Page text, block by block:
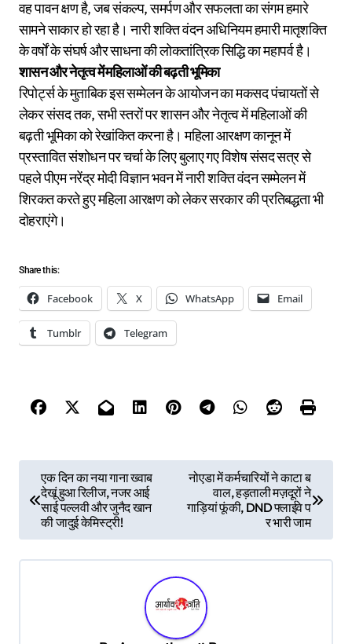
वह पावन क्षण है, जब संकल्प, समर्पण और सफलता का संगम हमारे
सामने साकार हो रहा है। नारी शक्ति वंदन अधिनियम हमारी मातृशक्ति
के वर्षों के संघर्ष और साधना की लोकतांत्रिक सिद्धि का महापर्व है।
शासन और नेतृत्व में महिलाओं की बढ़ती भूमिका
रिपोर्ट्स के मुताबिक इस सम्मेलन के आयोजन का मकसद पंचायतों से
लेकर संसद तक, सभी स्तरों पर शासन और नेतृत्व में महिलाओं की
बढ़ती भूमिका को रेखांकित करना है। महिला आरक्षण कानून में
प्रस्तावित संशोधन पर चर्चा के लिए बुलाए गए विशेष संसद सत्र से
पहले पीएम नरेंद्र मोदी विज्ञान भवन में नारी शक्ति वंदन सम्मेलन में
शिरकत करते हुए महिला आरक्षण को लेकर सरकार की प्रतिबद्धता भी
दोहराएंगे।
Share this:
Facebook X WhatsApp Email
Tumblr Telegram
एक दिन का नया गाना ख्वाब
देखूं हुआ रिलीज, नजर आई
साई पल्लवी और जुनैद खान
की जादुई केमिस्ट्री!
नोएडा में कर्मचारियों ने काटा ब
वाल, हड़ताली मज़दूरों ने
गाड़ियां फूंकी, DND फ्लाईवे प
र भारी जाम